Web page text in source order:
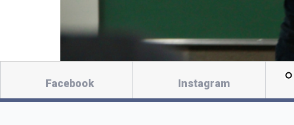
Facebook Instagram